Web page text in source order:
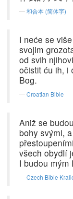
和合本 (简体字)
I neće se
svojim
od svih
očistit ću ih, i
Bog.
Croatian Bible
Aniž se
bohy svými,
všech obydlí
I budou mým
Czech Bible